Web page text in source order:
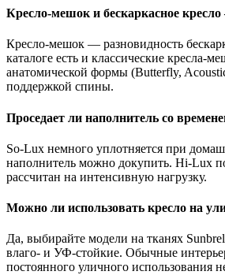
Кресло-мешок и бескаркасное
Кресло-мешок — разновидность
каталоге есть и классические кресла-
анатомической формы (Butterfly,
поддержкой спины.
Проседает ли наполнитель со
So-Lux немного уплотняется при
наполнитель можно докупить. Hi-Lux
рассчитан на интенсивную нагрузку.
Можно ли использовать кресло на
Да, выбирайте модели на тканях
влаго- и УФ-стойкие. Обычные
постоянного уличного использования